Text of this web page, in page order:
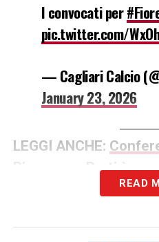
I convocati per
pic.twitter.com/
— Cagliari Calcio
January 23, 2026
LEGGI ANCHE:
Pisacane: «Prati è un
poi vedremo.
LA PLAYLIST DELLE
READ